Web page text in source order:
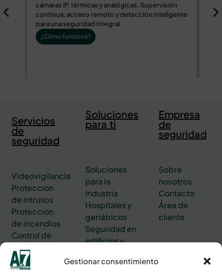
Gestionar consentimiento
cámaras IP, térmicas y analógicas. Supervisión
continua, acceso remoto y detección inteligente
para una seguridad integral.
¿Cómo funciona?
Servicios
de
seguridad
Videovigilancia
Proteccion
de intrusos
Proteccion
de incendios
Control de
accesos
Central de
alarmas
Soluciones
para ti
Soluciones
para la
industria
Hospitales y
geriátricos
Seguridad en
edificios y
Empresa
de
seguridad
Sobre
nosotros
Contacto
Área de
cliente